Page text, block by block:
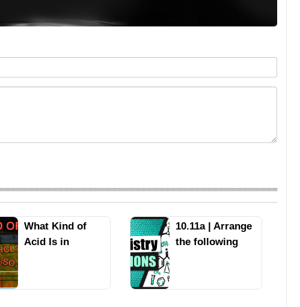
What Kind of
Acid Is in
10.11a | Arrange
the following
increasing